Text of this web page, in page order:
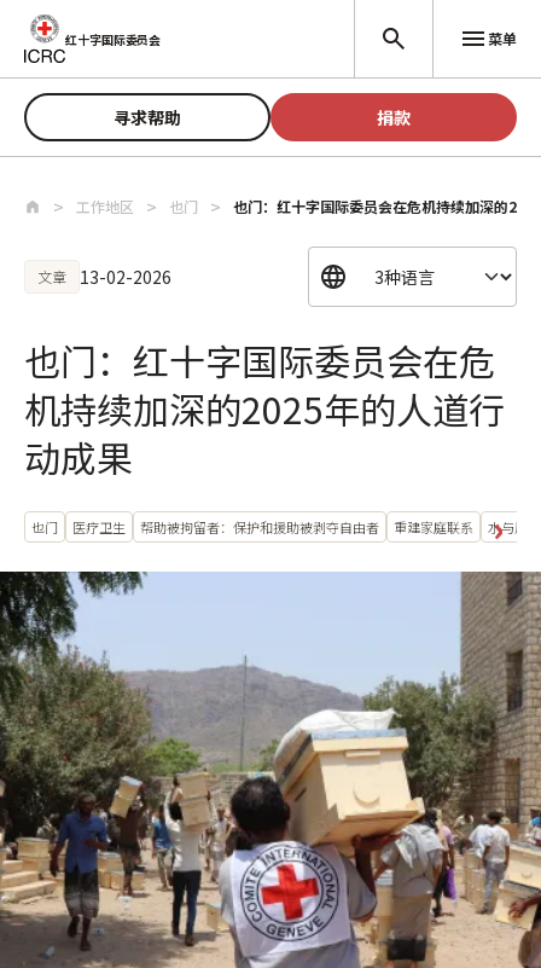
跳至主要内容
红十字国际委员会 菜单
寻求帮助 捐款
工作地区 也门 也门：红十字国际委员会在危机持续加深的
文章 13-02-2026
也门：红十字国际委员会在危
机持续加深的2025年的人道行
动成果
也门 医疗卫生 帮助被拘留者：保护和援助被剥夺自由者 重建家庭联系 水与居